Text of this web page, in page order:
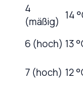
4
(mäßig) 14
6 (hoch) 13
7 (hoch) 12